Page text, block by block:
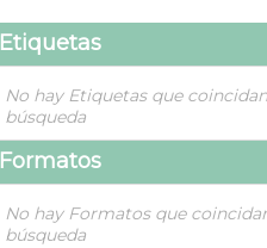
Etiquetas
No hay Etiquetas que
búsqueda
Formatos
No hay Formatos que
búsqueda